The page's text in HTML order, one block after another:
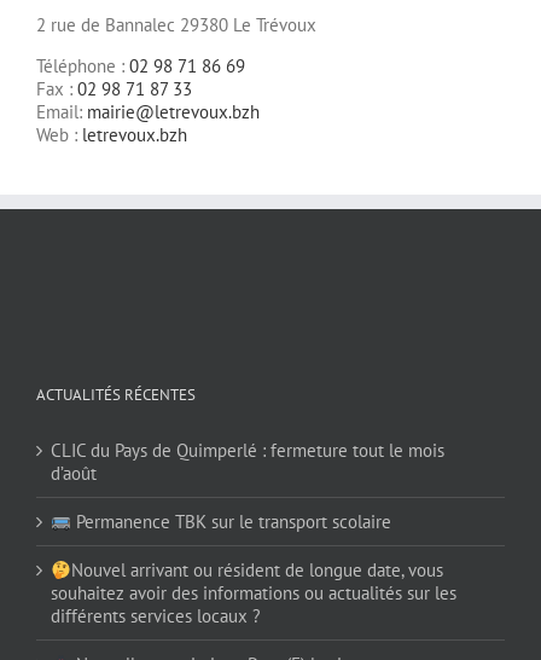
2 rue de Bannalec 29380 Le Trévoux
Téléphone : 02 98 71 86 69
Fax : 02 98 71 87 33
Email: mairie@letrevoux.bzh
Web : letrevoux.bzh
ACTUALITÉS RÉCENTES
CLIC du Pays de Quimperlé : fermeture tout le mois
d’août
Permanence TBK sur le transport scolaire
Nouvel arrivant ou résident de longue date, vous
souhaitez avoir des informations ou actualités sur les
différents services locaux ?